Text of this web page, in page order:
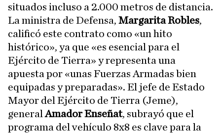
situados incluso a 2.000 metros de distancia.
La ministra de Defensa, Margarita Robles,
calificó este contrato como «un hito
histórico», ya que «es esencial para el
Ejército de Tierra» y representa una
apuesta por «unas Fuerzas Armadas bien
equipadas y preparadas». El jefe de Estado
Mayor del Ejército de Tierra (Jeme),
generalAmador Enseñat, subrayó que el
programa del vehículo 8x8 es clave para la